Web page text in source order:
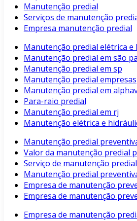
Manutenção predial
Serviços de manutenção
Empresa manutenção predial
Manutenção predial elétrica e
Manutenção predial em são
Manutenção predial em sp
Manutenção predial empresas
Manutenção predial em
Para-raio predial
Manutenção predial em rj
Manutenção elétrica e
Manutenção predial
Valor da manutenção predial
Serviço de manutenção
Manutenção predial
Empresa de manutenção
Empresa de manutenção
Empresa de manutenção